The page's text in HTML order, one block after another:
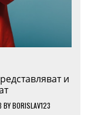
и
BYBORISLAV123